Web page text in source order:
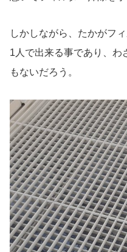
しかしながら、たかがフ
1人で出来る事であり、わ
もないだろう。